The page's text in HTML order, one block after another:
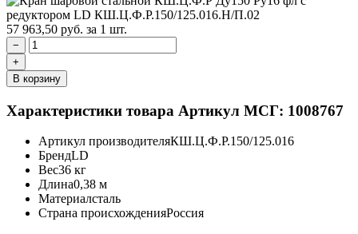
57 963,50 руб. за 1 шт.
−
+
В корзину
Характеристики товара Артикул МСГ: 1008767
Артикул производителяКШ.Ц.Ф.Р.150/125.016
БрендLD
Вес36 кг
Длина0,38 м
Материалсталь
Страна происхожденияРоссия